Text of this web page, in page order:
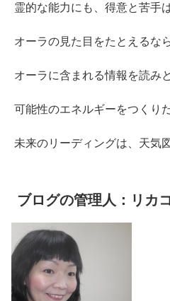
霊的な能力にも、得意と苦手
オーラの見た目をたとえるな
オーラに含まれる情報を読み
可能性のエネルギーをつくり
未来のリーディングは、天気
ブログの管理人：リカコ